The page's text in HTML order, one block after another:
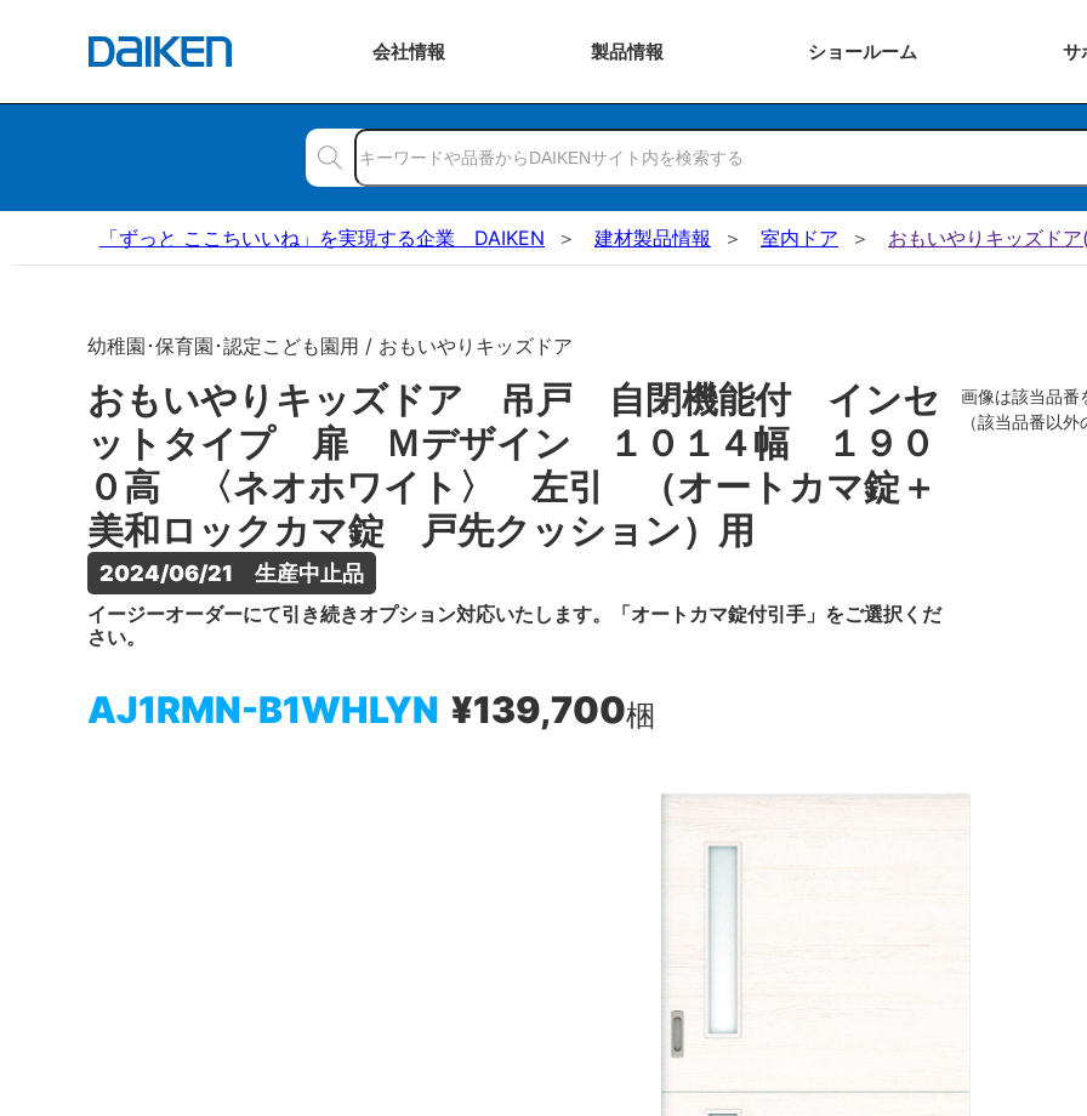
会社情報 製品情報 ショールーム サ
「ずっと ここちいいね」を実現する企業 DAIKEN 建材製品情報 室内ドア おもいやりキッズド
幼稚園･保育園･認定こども園用 / おもいやりキッズドア
おもいやりキッズドア 吊戸 自閉機能付 インセ
ットタイプ 扉 Ｍデザイン １０１４幅 １９０
０高 〈ネオホワイト〉 左引 （オートカマ錠＋
美和ロックカマ錠 戸先クッション）用
2024/06/21　生産中止品
イージーオーダーにて引き続きオプション対応いたします。「オートカマ錠付引手」をご選択くだ
さい。
AJ1RMN-B1WHLYN ¥139,700梱
画像は該当品番
（該当品番以